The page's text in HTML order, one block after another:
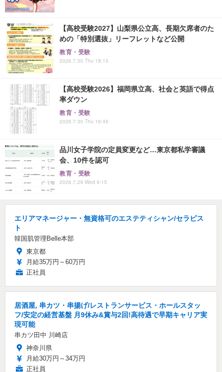
【高校受験2027】山梨県公立高、長期欠席者のた
めの「特別選抜」リーフレットなど公開
教育・受験
2026.7.30 Thu 18:15
【高校受験2026】福岡県立高、社会と英語で得点
率ダウン
教育・受験
2026.7.30 Thu 16:45
品川女子学院の定員変更など…東京都私学審議
会、10件を認可
教育・受験
2026.7.29 Wed 9:15
エリアマネージャー・無資格可のエステティシャン/セラピス
ト
韓国肌管理Belle本部
東京都
月給35万円～60万円
正社員
居酒屋, 串カツ・串揚げ/レストランサービス・ホールスタッ
フ/安定の経営基盤 月9休み&賞与2回!高待遇で早期キャリア実
現可能
串カツ田中 川崎店
神奈川県
月給30万円～34万円
正社員